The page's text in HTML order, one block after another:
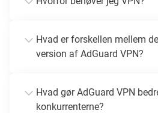
Hvad er forskellen mellem
version af AdGuard VPN?
Hvad gør AdGuard VPN
konkurrenterne?